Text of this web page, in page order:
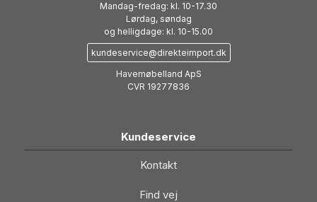
Mandag-fredag: kl. 10-17.30
Lørdag, søndag
og helligdage: kl. 10-15.00
kundeservice@direkteimport.dk
Havemøbelland ApS
CVR 19277836
Kundeservice
Kontakt
Find vej